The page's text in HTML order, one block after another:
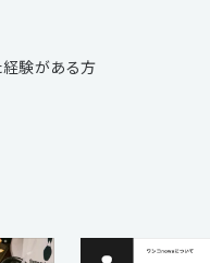
験がある方